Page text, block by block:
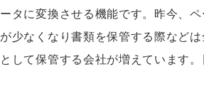
ータに変換させる機能です。昨今、
が少なくなり書類を保管する際など
として保管する会社が増えています